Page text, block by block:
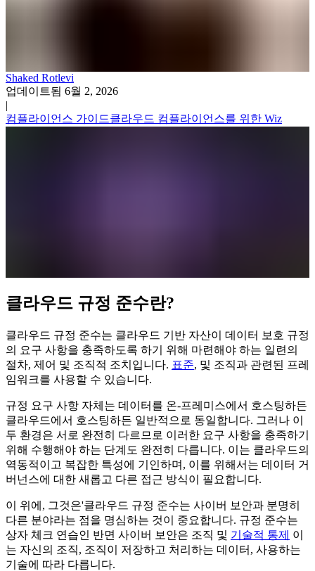
Shaked Rotlevi
업데이트됨 6월 2, 2026
|
컴플라이언스 가이드클라우드 컴플라이언스를 위한 Wiz
클라우드 규정 준수란?
클라우드 규정 준수는 클라우드 기반 자산이 데이터 보호 규정
의 요구 사항을 충족하도록 하기 위해 마련해야 하는 일련의
절차, 제어 및 조직적 조치입니다. 표준, 및 조직과 관련된 프레
임워크를 사용할 수 있습니다.
규정 요구 사항 자체는 데이터를 온-프레미스에서 호스팅하든
클라우드에서 호스팅하든 일반적으로 동일합니다. 그러나 이
두 환경은 서로 완전히 다르므로 이러한 요구 사항을 충족하기
위해 수행해야 하는 단계도 완전히 다릅니다. 이는 클라우드의
역동적이고 복잡한 특성에 기인하며, 이를 위해서는 데이터 거
버넌스에 대한 새롭고 다른 접근 방식이 필요합니다.
이 위에, 그것은'클라우드 규정 준수는 사이버 보안과 분명히
다른 분야라는 점을 명심하는 것이 중요합니다. 규정 준수는
상자 체크 연습인 반면 사이버 보안은 조직 및 기술적 통제 이
는 자신의 조직, 조직이 저장하고 처리하는 데이터, 사용하는
기술에 따라 다릅니다.